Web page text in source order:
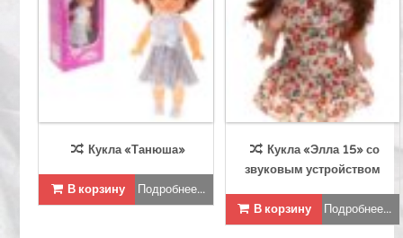
Кукла «Танюша»
В корзину Подробнее...
Кукла «Элла 15» со
звуковым устройством
В корзину Подробнее...